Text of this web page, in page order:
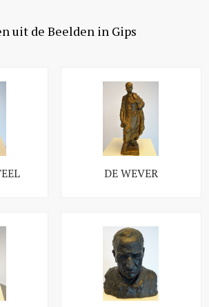
uit de Beelden in Gips
DE WEVER